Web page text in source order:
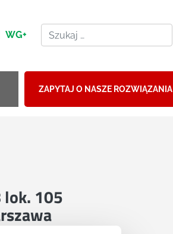
WG+
ZAPYTAJ O NASZE ROZWIĄZANIA
lok. 105